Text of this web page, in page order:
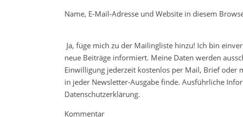
Name, E-Mail-Adresse und Website in diesem
Ja, füge mich zu der Mailingliste hinzu! Ich bin
neue Beiträge informiert. Meine Daten werden
Einwilligung jederzeit kostenlos per Mail, Brief oder
in jeder Newsletter-Ausgabe finde. Ausführliche
Datenschutzerklärung.
Kommentar